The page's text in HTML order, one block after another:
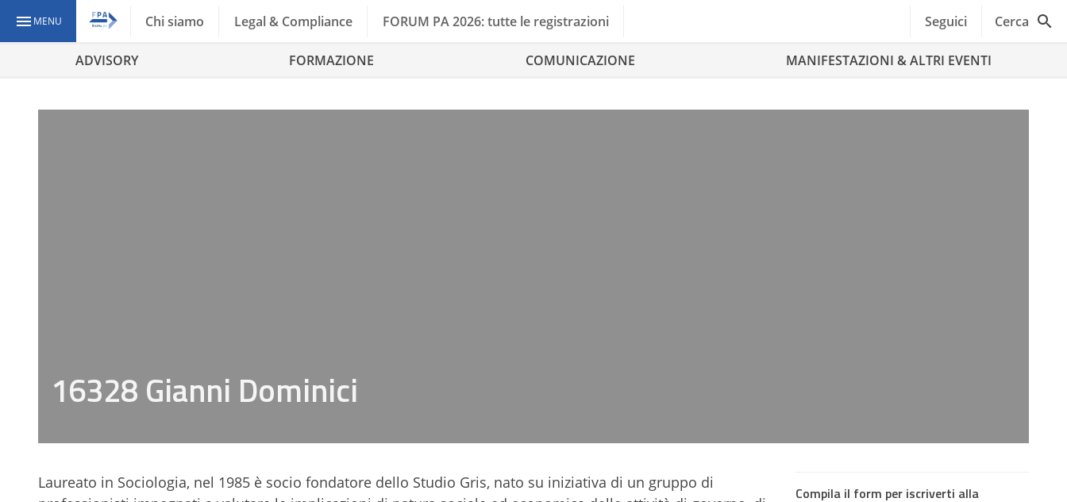
MENU Chi siamo Legal & Compliance FORUM PA 2026: tutte le registrazioni Seguici Cerca
ADVISORY FORMAZIONE COMUNICAZIONE MANIFESTAZIONI & ALTRI EVENTI
16328 Gianni Dominici
Laureato in Sociologia, nel 1985 è socio fondatore dello Studio Gris, nato su iniziativa di un gruppo di
Compila il form per iscriverti alla